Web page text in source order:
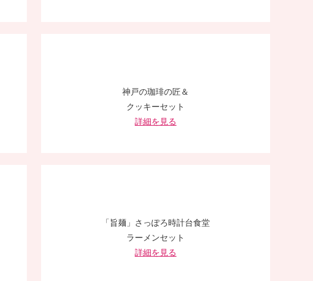
神戸の珈琲の匠＆
クッキーセット
詳細を見る
「旨麺」さっぽろ時計台食堂
ラーメンセット
詳細を見る